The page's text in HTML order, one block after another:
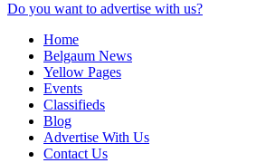
Do you want to advertise with us?
Home
Belgaum News
Yellow Pages
Events
Classifieds
Blog
Advertise With Us
Contact Us